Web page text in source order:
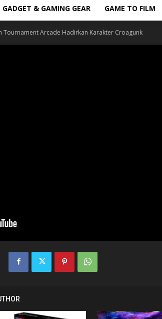
GADGET & GAMING GEAR GAME TO FILM
Tournament Arcade Hadirkan Karakter Croagunk